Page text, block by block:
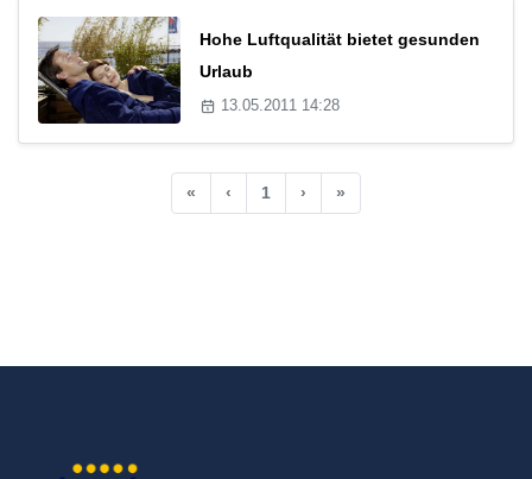
Hohe Luftqualität bietet gesunden
Urlaub
13.05.2011 14:28
« ‹ 1 › »